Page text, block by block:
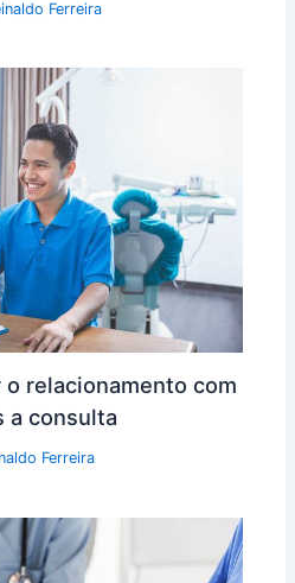
Ferreira
relacionamento com
a consulta
Ferreira